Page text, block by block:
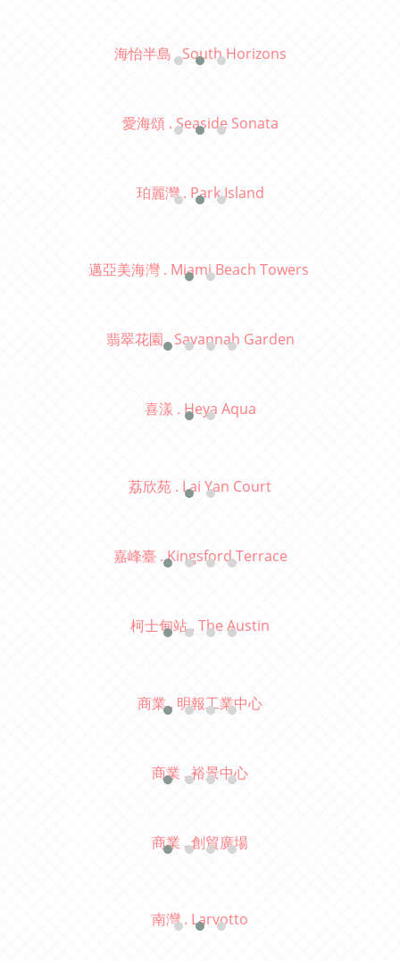
海怡半島 . South Horizons
愛海頌 . Seaside Sonata
珀麗灣 . Park Island
邁亞美海灣 . Miami Beach Towers
翡翠花園 . Savannah Garden
喜漾 . Heya Aqua
荔欣苑 . Lai Yan Court
嘉峰臺 . Kingsford Terrace
柯士甸站 . The Austin
商業 . 明報工業中心
商業 . 裕景中心
商業 . 創貿廣場
南灣 . Larvotto